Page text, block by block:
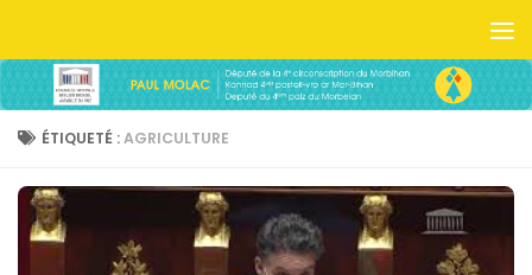
ÉTIQUETÉ :AGRICULTURE